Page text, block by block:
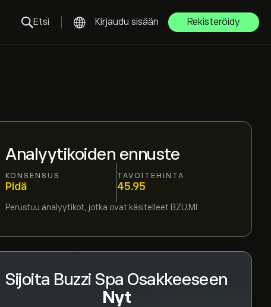
Etsi Kirjaudu sisään Rekisteröidy
Analyytikoiden ennuste
KONSENSUS
Pidä
TAVOITEHINTA
45.95
Perustuu analyytikot, jotka ovat käsitelleet BZU.MI
Sijoita Buzzi Spa Osakkeeseen
Nyt